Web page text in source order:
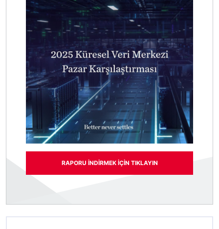
RAPORU INDIRMEK IÇIN TIKLAYIN